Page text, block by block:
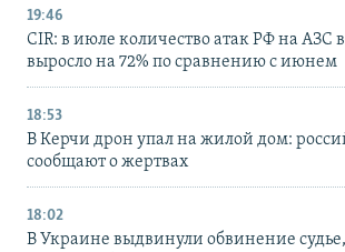
19:46
CIR: в июле количество атак РФ на АЗС
выросло на 72% по сравнению с июнем
18:53
В Керчи дрон упал на жилой дом:
сообщают о жертвах
18:02
В Украине выдвинули обвинение